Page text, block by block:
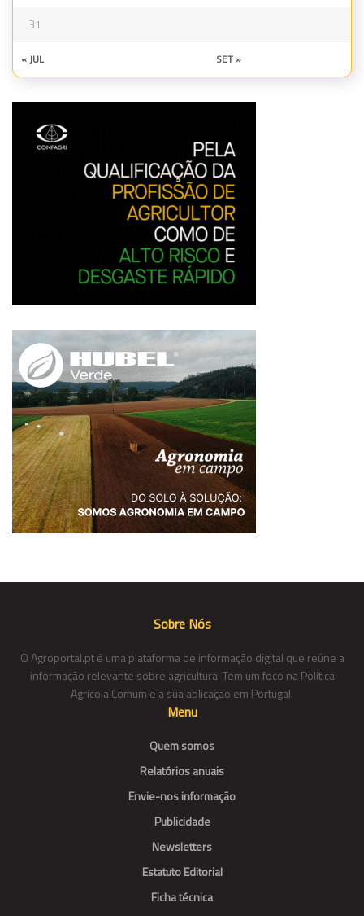
31
« JUL SET »
Sobre Nós
O Agroportal.pt é uma plataforma de informação digital que reúne a
informação relevante sobre agricultura. Tem um foco na Política
Agrícola Comum e a sua aplicação em Portugal.
Menu
Quem somos
Relatórios anuais
Envie-nos informação
Publicidade
Newsletters
Estatuto Editorial
Ficha técnica